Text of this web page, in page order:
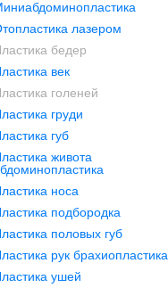
лазером
бедер
век
голеней
груди
губ
живота
носа
подбородка
половых губ
рук брахиопластика
ушей